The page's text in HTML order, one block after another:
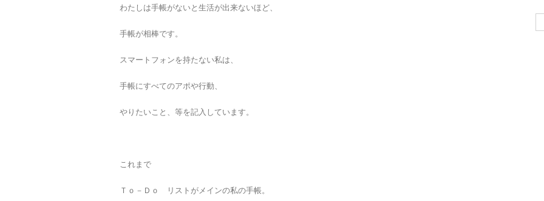
わたしは手帳がないと生活が出来ないほど、
手帳が相棒です。
スマートフォンを持たない私は、
手帳にすべてのアポや行動、
やりたいこと、等を記入しています。
これまで
Ｔｏ－Ｄｏ リストがメインの私の手帳。